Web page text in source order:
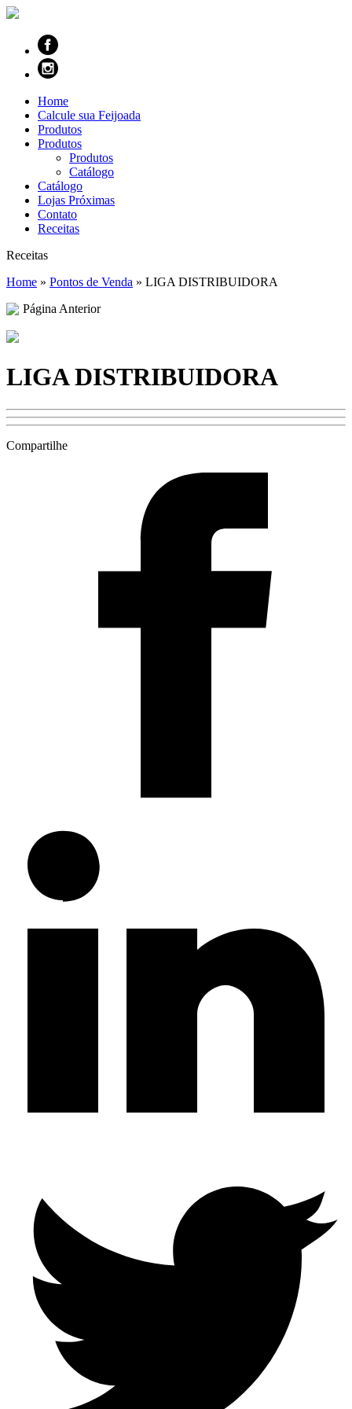
Home
Calcule sua Feijoada
Produtos
Produtos
Produtos
Catálogo
Catálogo
Lojas Próximas
Contato
Receitas
Receitas
Home » Pontos de Venda » LIGA DISTRIBUIDORA
Página Anterior
LIGA DISTRIBUIDORA
Compartilhe